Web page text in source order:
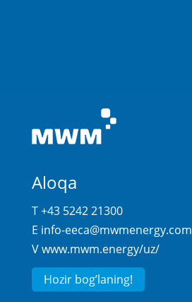
Aloqa
T +43 5242 21300
E info-eeca@mwmenergy.com
Vwww.mwm.energy/uz/
Hozir bog’laning!